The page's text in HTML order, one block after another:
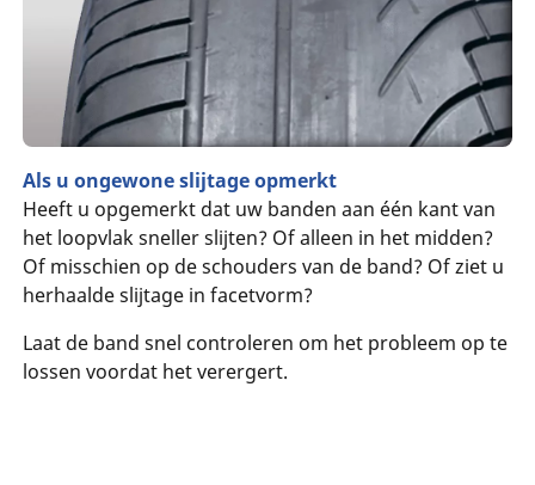
Als u ongewone slijtage opmerkt
Heeft u opgemerkt dat uw banden aan één kant van
het loopvlak sneller slijten? Of alleen in het midden?
Of misschien op de schouders van de band? Of ziet u
herhaalde slijtage in facetvorm?
Laat de band snel controleren om het probleem op te
lossen voordat het verergert.